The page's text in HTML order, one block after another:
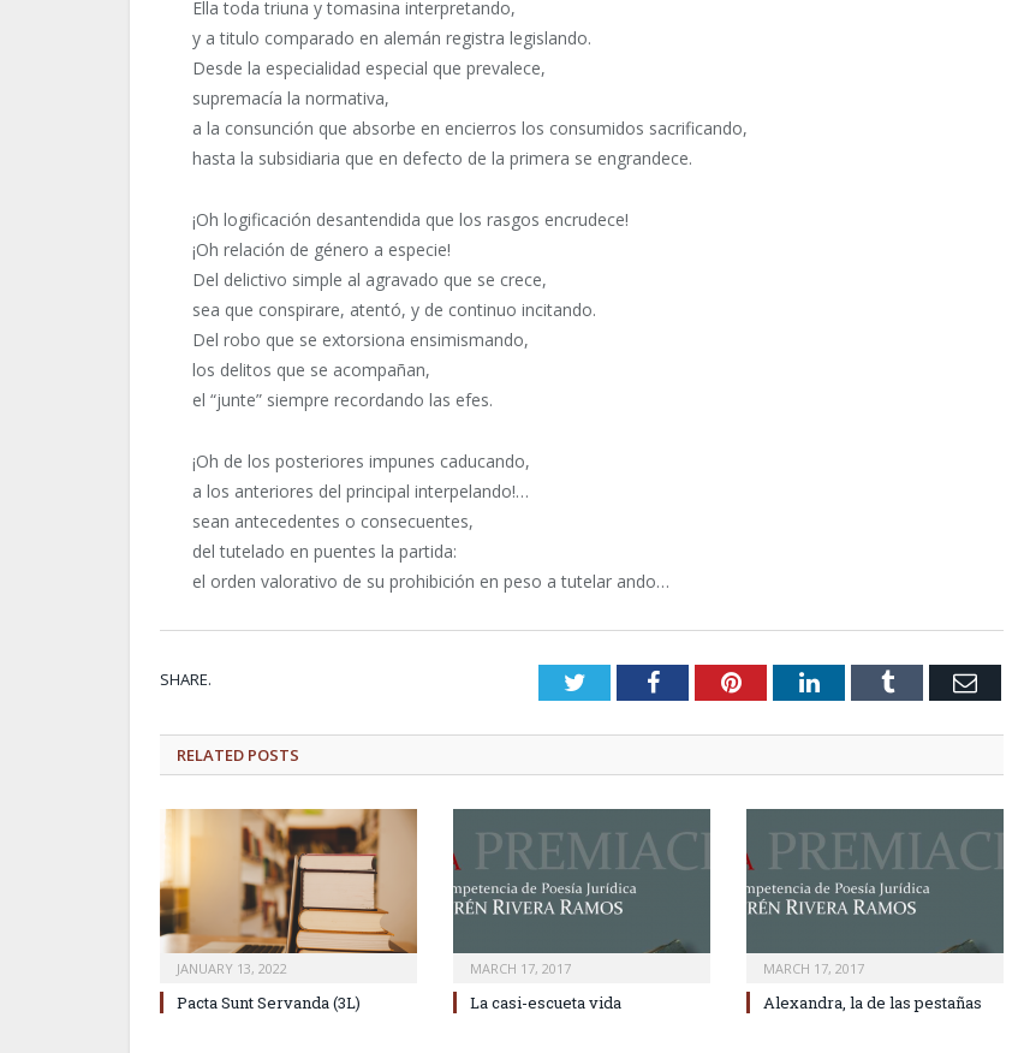
Ella toda triuna y tomasina interpretando,
y a titulo comparado en alemán registra legislando.
Desde la especialidad especial que prevalece,
supremacía la normativa,
a la consunción que absorbe en encierros los consumidos sacrificando,
hasta la subsidiaria que en defecto de la primera se engrandece.
¡Oh logificación desantendida que los rasgos encrudece!
¡Oh relación de género a especie!
Del delictivo simple al agravado que se crece,
sea que conspirare, atentó, y de continuo incitando.
Del robo que se extorsiona ensimismando,
los delitos que se acompañan,
el “junte” siempre recordando las efes.
¡Oh de los posteriores impunes caducando,
a los anteriores del principal interpelando!…
sean antecedentes o consecuentes,
del tutelado en puentes la partida:
el orden valorativo de su prohibición en peso a tutelar ando…
SHARE. TwitterFacebookPinterestLinkedInTumblr Email
RELATED POSTS
JANUARY 13, 2022
Pacta Sunt Servanda (3L)
MARCH 17, 2017
La casi-escueta vida
MARCH 17, 2017
Alexandra, la de las pestañas